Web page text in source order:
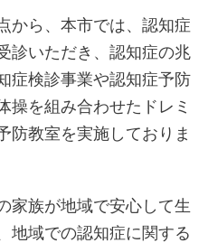
から、本市では、認知症
診いただき、認知症の兆
症検診事業や認知症予防
操を組み合わせたドレミ
防教室を実施しておりま
家族が地域で安心して生
地域での認知症に関する